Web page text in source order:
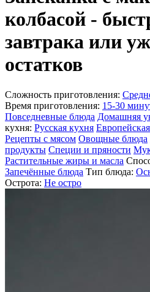
колбасой -
завтрака или
остатков
Сложность приготовления:
Время приготовления: 15-30
Повседневные блюда Домашняя
кухня: Русская кухня
Рецепты с мясом Овощные блюда
продукты Специи и пряности
Растительные жиры и масла
Запечённые блюда Тип блюда:
Острота: Не остро